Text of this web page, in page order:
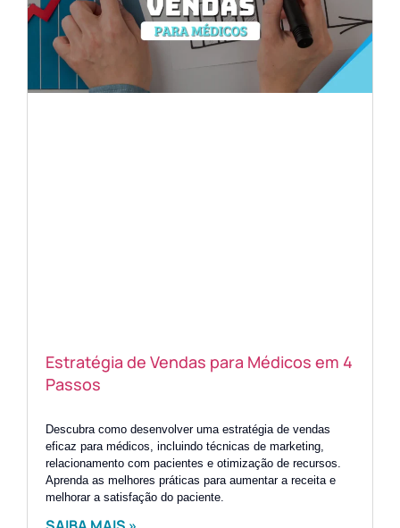
Estratégia de Vendas para Médicos em 4
Passos
Descubra como desenvolver uma estratégia de vendas
eficaz para médicos, incluindo técnicas de marketing,
relacionamento com pacientes e otimização de recursos.
Aprenda as melhores práticas para aumentar a receita e
melhorar a satisfação do paciente.